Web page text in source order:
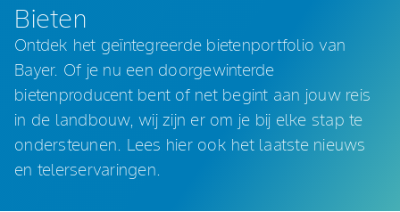
Bieten
Ontdek het geïntegreerde bietenportfolio van
Bayer. Of je nu een doorgewinterde
bietenproducent bent of net begint aan jouw reis
in de landbouw, wij zijn er om je bij elke stap te
ondersteunen. Lees hier ook het laatste nieuws
en telerservaringen.